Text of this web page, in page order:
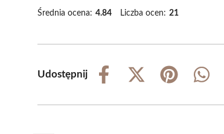
Średnia ocena: 4.84 Liczba ocen: 21
Udostępnij
Share
Share
(Twitter)
Share
Share